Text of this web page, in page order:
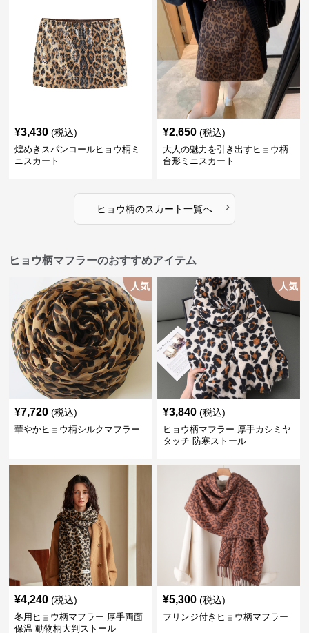
¥3,430 (税込)
煌めきスパンコールヒョウ柄ミ
ニスカート
¥2,650 (税込)
大人の魅力を引き出すヒョウ柄
台形ミニスカート
ヒョウ柄のスカート一覧へ ›
ヒョウ柄マフラーのおすすめアイテム
人気
¥7,720 (税込)
華やかヒョウ柄シルクマフラー
人気
¥3,840 (税込)
ヒョウ柄マフラー 厚手カシミヤ
タッチ 防寒ストール
¥4,240 (税込)
冬用ヒョウ柄マフラー 厚手両面
保温 動物柄大判ストール
¥5,300 (税込)
フリンジ付きヒョウ柄マフラー